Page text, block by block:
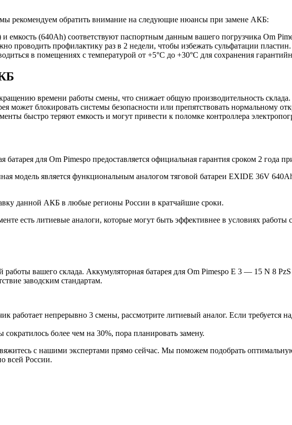
рекомендуем обратить внимание на следующие нюансы при замене АКБ:
емкость (640Ah) соответствуют паспортным данным вашего погрузчика Om
проводить профилактику раз в 2 недели, чтобы избежать сульфатации пластин.
в помещениях с температурой от +5°C до +30°C для сохранения
времени работы смены, что снижает общую производительность склада.
может блокировать системы безопасности или препятствовать нормальному
быстро теряют емкость и могут привести к поломке контроллера
батарея для Om Pimespo предоставляется официальная гарантия сроком 2 года
модель является функциональным аналогом тяговой батареи EXIDE 36V
данной АКБ в любые регионы России в кратчайшие сроки.
есть литиевые аналоги, которые могут быть эффективнее в условиях работы
вашего склада. Аккумуляторная батарея для Om Pimespo E 3 — 15 N 8
заводским стандартам.
работает непрерывно 3 смены, рассмотрите литиевый аналог. Если требуется
более чем на 30%, пора планировать замену.
с нашими экспертами прямо сейчас. Мы поможем подобрать
всей России.